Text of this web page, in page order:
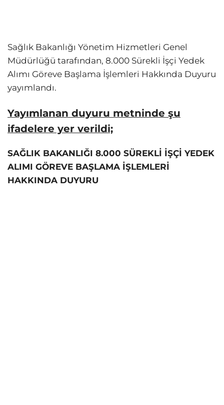
Sağlık Bakanlığı Yönetim Hizmetleri Genel
Müdürlüğü tarafından, 8.000 Sürekli İşçi Yedek
Alımı Göreve Başlama İşlemleri Hakkında Duyuru
yayımlandı.
Yayımlanan duyuru metninde şu
ifadelere yer verildi;
SAĞLIK BAKANLIĞI 8.000 SÜREKLİ İŞÇİ YEDEK
ALIMI GÖREVE BAŞLAMA İŞLEMLERİ
HAKKINDA DUYURU